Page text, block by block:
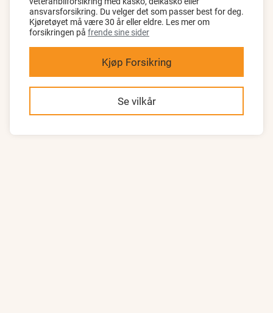
ansvarsforsikring. Du velger det som passer best for deg.
Kjøretøyet må være 30 år eller eldre. Les mer om
forsikringen på frende sine sider
Kjøp Forsikring
Se vilkår